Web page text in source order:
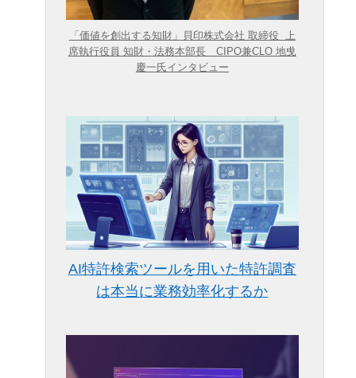
「価値を創出する知財」貝印株式会社 取締役 上
席執行役員 知財・法務本部長 CIPO兼CLO 地曵
慶一氏インタビュー
AI特許検索ツールを用いた特許調査
は本当に業務効率化するか